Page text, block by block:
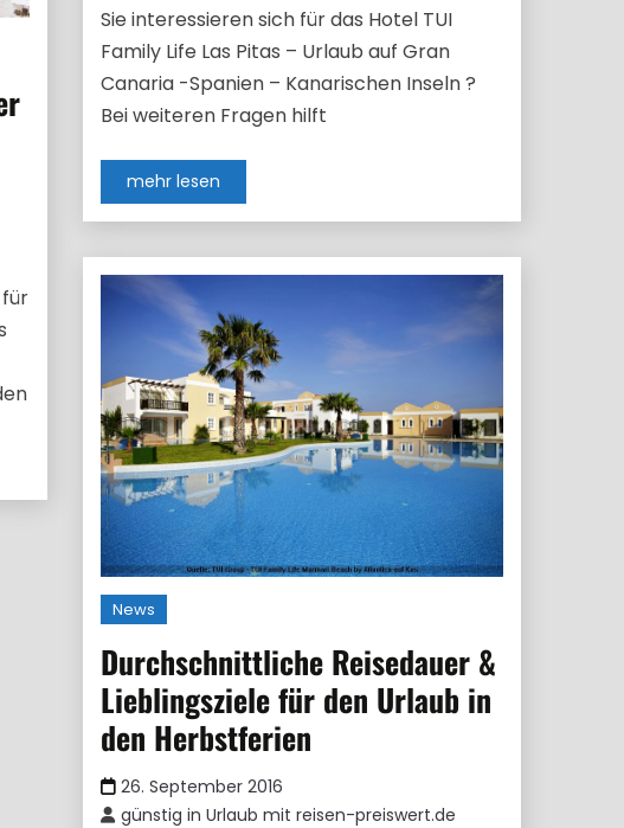
Sie interessieren sich für das Hotel TUI
Family Life Las Pitas – Urlaub auf Gran
Canaria -Spanien – Kanarischen Inseln ?
Bei weiteren Fragen hilft
mehr lesen
News
Durchschnittliche Reisedauer &
Lieblingsziele für den Urlaub in
den Herbstferien
26. September 2016
günstig in Urlaub mit reisen-preiswert.de